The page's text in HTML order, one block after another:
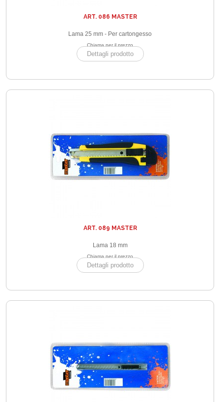
ART. 086 MASTER
Lama 25 mm - Per cartongesso
Chiama per il prezzo
Dettagli prodotto
ART. 089 MASTER
Lama 18 mm
Chiama per il prezzo
Dettagli prodotto